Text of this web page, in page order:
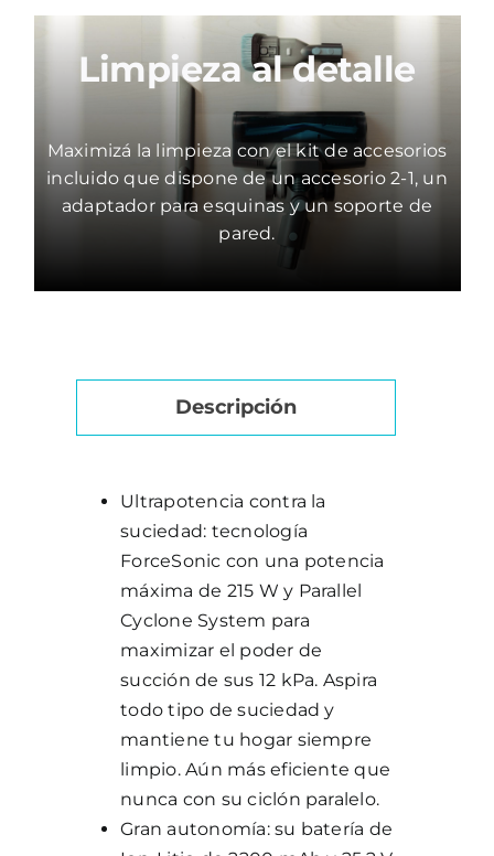
Limpieza al detalle
Maximizá la limpieza con el kit de accesorios
incluido que dispone de un accesorio 2-1, un
adaptador para esquinas y un soporte de
pared.
Descripción
Ultrapotencia contra la
suciedad: tecnología
ForceSonic con una potencia
máxima de 215 W y Parallel
Cyclone System para
maximizar el poder de
succión de sus 12 kPa. Aspira
todo tipo de suciedad y
mantiene tu hogar siempre
limpio. Aún más eficiente que
nunca con su ciclón paralelo.
Gran autonomía: su batería de